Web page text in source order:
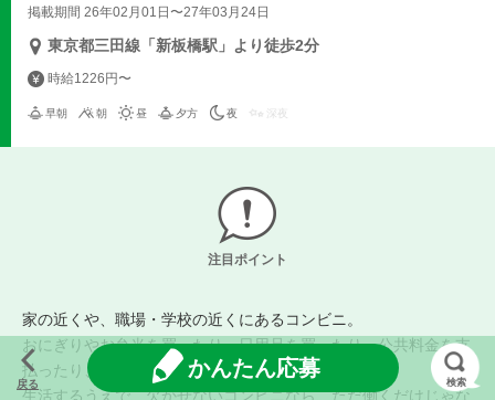
掲載期間 26年02月01日〜27年03月24日
東京都三田線「新板橋駅」より徒歩2分
時給1226円〜
早朝 朝 昼 夕方 夜 深夜
注目ポイント
家の近くや、職場・学校の近くにあるコンビニ。
おにぎりやお弁当を買ったり、日用品を買ったり、公共料金を支
払ったり、宅配便を頼んだり・・・。
生活するうえで、欠かせないコンビニなら、ただ働くだけじゃな
戻る
かんたん応募
検索